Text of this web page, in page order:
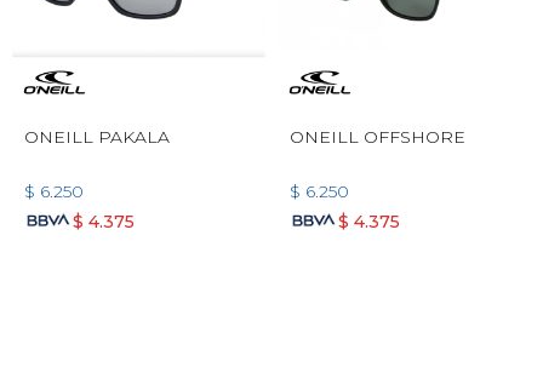
ONEILL PAKALA
$ 6.250
$ 4.375
ONEILL OFFSHORE
$ 6.250
$ 4.375